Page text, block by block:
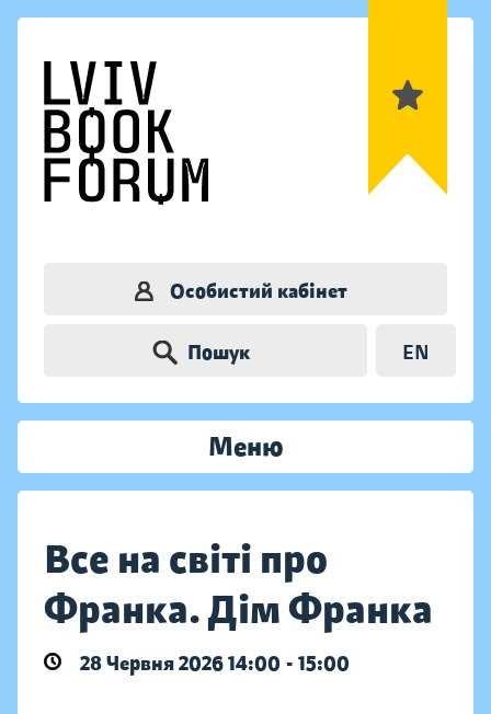
Особистий кабінет
Пошук EN
Меню
Все на світі про
Франка. Дім Франка
28 Червня 2026 14:00 - 15:00